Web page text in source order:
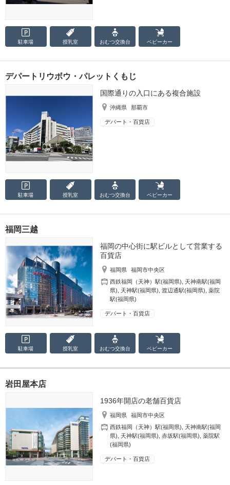
駐車場 授乳室 おむつ交換台 ベビーカー
デパートリウボウ・パレットくもじ
国際通りの入口にある複合施設
沖縄県 那覇市
デパート・百貨店
駐車場 授乳室 おむつ交換台 ベビーカー
福岡三越
福岡の中心街に駅ビルとして営業する
百貨店
福岡県
福岡市中央区
西鉄福岡（天神）駅(福岡県)
天神南駅(福岡
県)
天神駅(福岡県) ,渡辺通駅(福岡県) ,薬院
駅(福岡県)
デパート・百貨店
駐車場 授乳室 おむつ交換台 ベビーカー
岩田屋本店
1936年開店の老舗百貨店
福岡県
福岡市中央区
西鉄福岡（天神）駅(福岡県)
天神南駅(福岡
県)
天神駅(福岡県) ,赤坂駅(福岡県) ,薬院駅
(福岡県)
デパート・百貨店